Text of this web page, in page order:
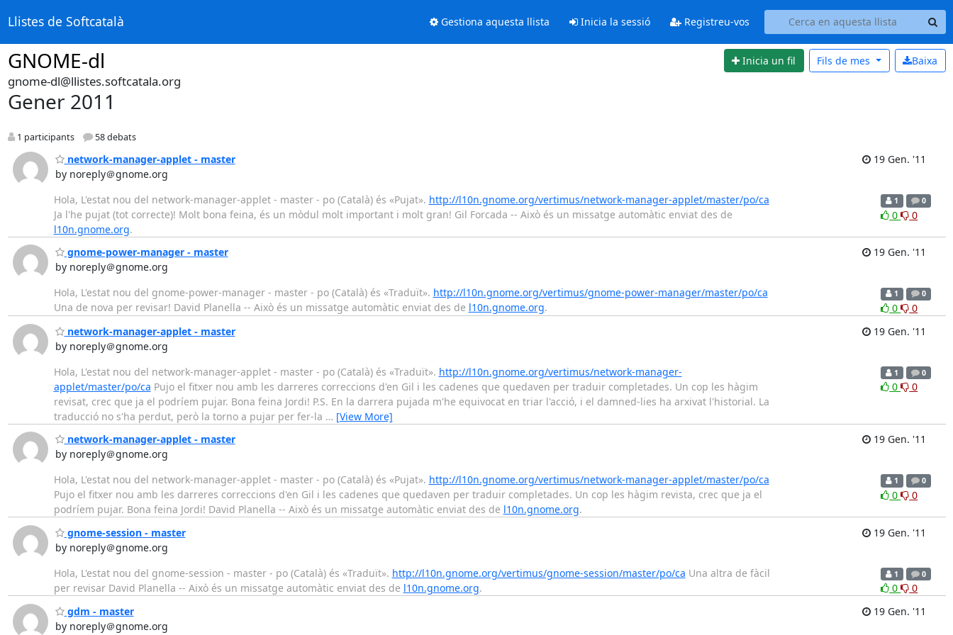
Llistes de Softcatalà Gestiona aquesta llista Inicia la sessió Registreu-vos
GNOME-dl Inicia un fil Baixa
Fils de mes
gnome-dl@llistes.softcatala.org
Gener 2011
1 participants 58 debats
network-manager-applet - master
by noreply＠gnome.org
19 Gen. '11
Hola, L'estat nou del network-manager-applet - master - po (Català) és «Pujat». http://l10n.gnome.org/vertimus/network-manager-applet/master/po/ca
Ja l'he pujat (tot correcte)! Molt bona feina, és un mòdul molt important i molt gran! Gil Forcada -- Això és un missatge automàtic enviat des de
l10n.gnome.org.
1 0
0 0
gnome-power-manager - master
by noreply＠gnome.org
19 Gen. '11
Hola, L'estat nou del gnome-power-manager - master - po (Català) és «Traduït». http://l10n.gnome.org/vertimus/gnome-power-manager/master/po/ca
Una de nova per revisar! David Planella -- Això és un missatge automàtic enviat des de l10n.gnome.org.
1 0
0
0
network-manager-applet - master
by noreply＠gnome.org
19 Gen. '11
Hola, L'estat nou del network-manager-applet - master - po (Català) és «Traduït». http://l10n.gnome.org/vertimus/network-manager-
applet/master/po/ca Pujo el fitxer nou amb les darreres correccions d'en Gil i les cadenes que quedaven per traduir completades. Un cop les hàgim
revisat, crec que ja el podríem pujar. Bona feina Jordi! P.S. En la darrera pujada m'he equivocat en triar l'acció, i el damned-lies ha arxivat l'historial. La
traducció no s'ha perdut, però la torno a pujar per fer-la … [View More]
1 0
0 0
network-manager-applet - master
by noreply＠gnome.org
19 Gen. '11
Hola, L'estat nou del network-manager-applet - master - po (Català) és «Pujat». http://l10n.gnome.org/vertimus/network-manager-applet/master/po/ca
Pujo el fitxer nou amb les darreres correccions d'en Gil i les cadenes que quedaven per traduir completades. Un cop les hàgim revista, crec que ja el
podríem pujar. Bona feina Jordi! David Planella -- Això és un missatge automàtic enviat des de l10n.gnome.org.
1 0
0 0
gnome-session - master
by noreply＠gnome.org
19 Gen. '11
Hola, L'estat nou del gnome-session - master - po (Català) és «Traduït». http://l10n.gnome.org/vertimus/gnome-session/master/po/ca Una altra de fàcil
per revisar David Planella -- Això és un missatge automàtic enviat des de l10n.gnome.org.
1 0
0
0
gdm - master
by noreply＠gnome.org
19 Gen. '11